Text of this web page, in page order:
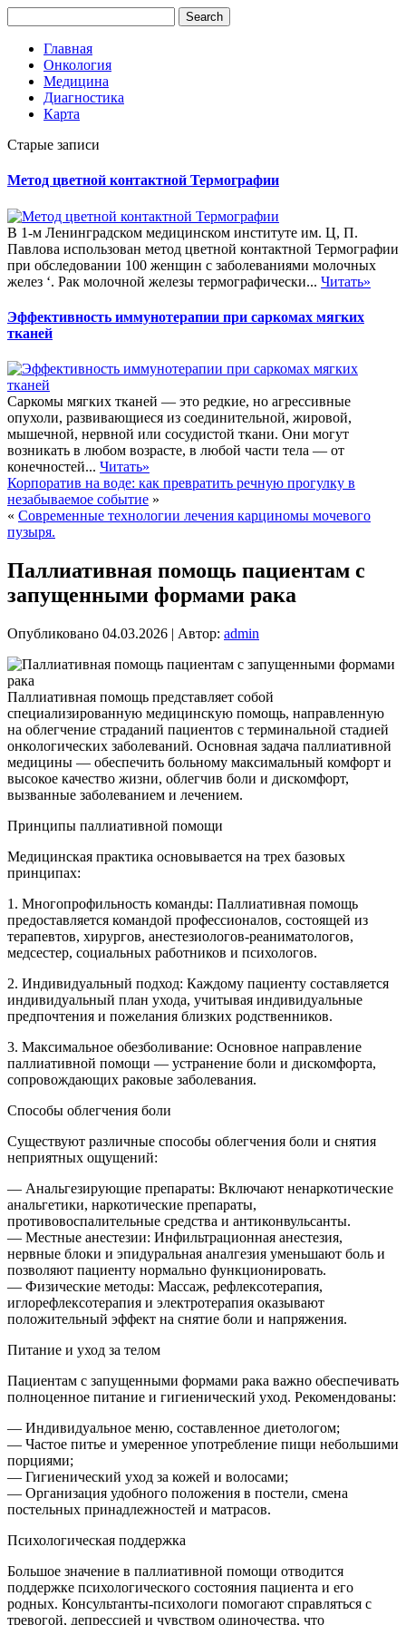
Главная
Онкология
Медицина
Диагностика
Карта
Старые записи
Метод цветной контактной Термографии
В 1-м Ленинградском медицинском институте им. Ц, П.
Павлова использован метод цветной контактной Термографии
при обследовании 100 женщин с заболеваниями молочных
желез ‘. Рак молочной железы термографически... Читать»
Эффективность иммунотерапии при саркомах мягких
тканей
Саркомы мягких тканей — это редкие, но агрессивные
опухоли, развивающиеся из соединительной, жировой,
мышечной, нервной или сосудистой ткани. Они могут
возникать в любом возрасте, в любой части тела — от
конечностей... Читать»
Корпоратив на воде: как превратить речную прогулку в
незабываемое событие »
« Современные технологии лечения карциномы мочевого
пузыря.
Паллиативная помощь пациентам с
запущенными формами рака
Опубликовано 04.03.2026 | Автор: admin
Паллиативная помощь представляет собой
специализированную медицинскую помощь, направленную
на облегчение страданий пациентов с терминальной стадией
онкологических заболеваний. Основная задача паллиативной
медицины — обеспечить больному максимальный комфорт и
высокое качество жизни, облегчив боли и дискомфорт,
вызванные заболеванием и лечением.
Принципы паллиативной помощи
Медицинская практика основывается на трех базовых
принципах:
1. Многопрофильность команды: Паллиативная помощь
предоставляется командой профессионалов, состоящей из
терапевтов, хирургов, анестезиологов-реаниматологов,
медсестер, социальных работников и психологов.
2. Индивидуальный подход: Каждому пациенту составляется
индивидуальный план ухода, учитывая индивидуальные
предпочтения и пожелания близких родственников.
3. Максимальное обезболивание: Основное направление
паллиативной помощи — устранение боли и дискомфорта,
сопровождающих раковые заболевания.
Способы облегчения боли
Существуют различные способы облегчения боли и снятия
неприятных ощущений:
— Анальгезирующие препараты: Включают ненаркотические
анальгетики, наркотические препараты,
противовоспалительные средства и антиконвульсанты.
— Местные анестезии: Инфильтрационная анестезия,
нервные блоки и эпидуральная аналгезия уменьшают боль и
позволяют пациенту нормально функционировать.
— Физические методы: Массаж, рефлексотерапия,
иглорефлексотерапия и электротерапия оказывают
положительный эффект на снятие боли и напряжения.
Питание и уход за телом
Пациентам с запущенными формами рака важно обеспечивать
полноценное питание и гигиенический уход. Рекомендованы:
— Индивидуальное меню, составленное диетологом;
— Частое питье и умеренное употребление пищи небольшими
порциями;
— Гигиенический уход за кожей и волосами;
— Организация удобного положения в постели, смена
постельных принадлежностей и матрасов.
Психологическая поддержка
Большое значение в паллиативной помощи отводится
поддержке психологического состояния пациента и его
родных. Консультанты-психологи помогают справляться с
тревогой, депрессией и чувством одиночества, что